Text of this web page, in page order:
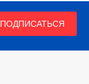
ПОДПИСАТЬСЯ